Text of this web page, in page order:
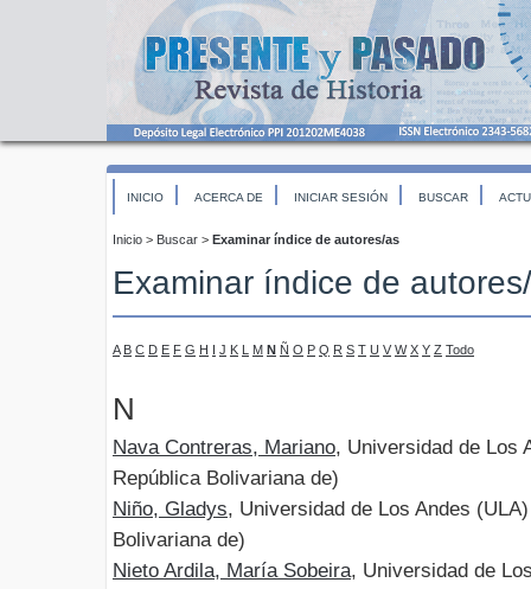
INICIO ACERCA DE INICIAR SESIÓN BUSCAR
Inicio > Buscar > Examinar índice de autores/as
Examinar índice de
A B C D E F G H I J K L M N Ñ O P Q R S T U V W X Y Z Todo
N
Nava Contreras, Mariano, Universidad de Los
República Bolivariana de)
Niño, Gladys, Universidad de Los Andes
Bolivariana de)
Nieto Ardila, María Sobeira, Universidad de